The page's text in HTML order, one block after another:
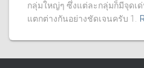
กลุ่มใหญ่ๆ ซึ่งแต่ละกลุ่มก็มีจุดเ
แตกต่างกันอย่างชัดเจนครับ 1.